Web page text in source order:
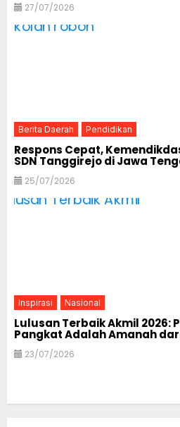
27/07/2026
Berita Daerah Pendidikan
Respons Cepat,
SDN Tanggirejo di Jawa
25/07/2026
Inspirasi Nasional
Lulusan Terbaik Akmil 2026:
Pangkat Adalah Amanah
23/07/2026